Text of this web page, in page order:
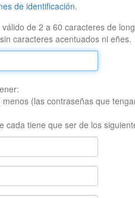
de identificación.
de 2 a 60 caracteres de
caracteres acentuados ni eñes.
(las contraseñas que
cada tiene que ser de los